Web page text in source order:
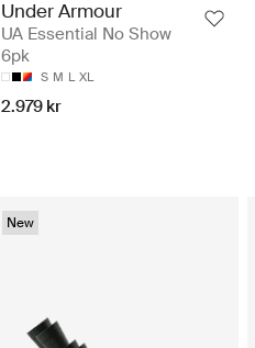
Under Armour
UA Essential No Show
6pk
S M L XL
2.979 kr
New